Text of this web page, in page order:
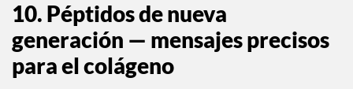
10. Péptidos de nueva
generación — mensajes precisos
para el colágeno